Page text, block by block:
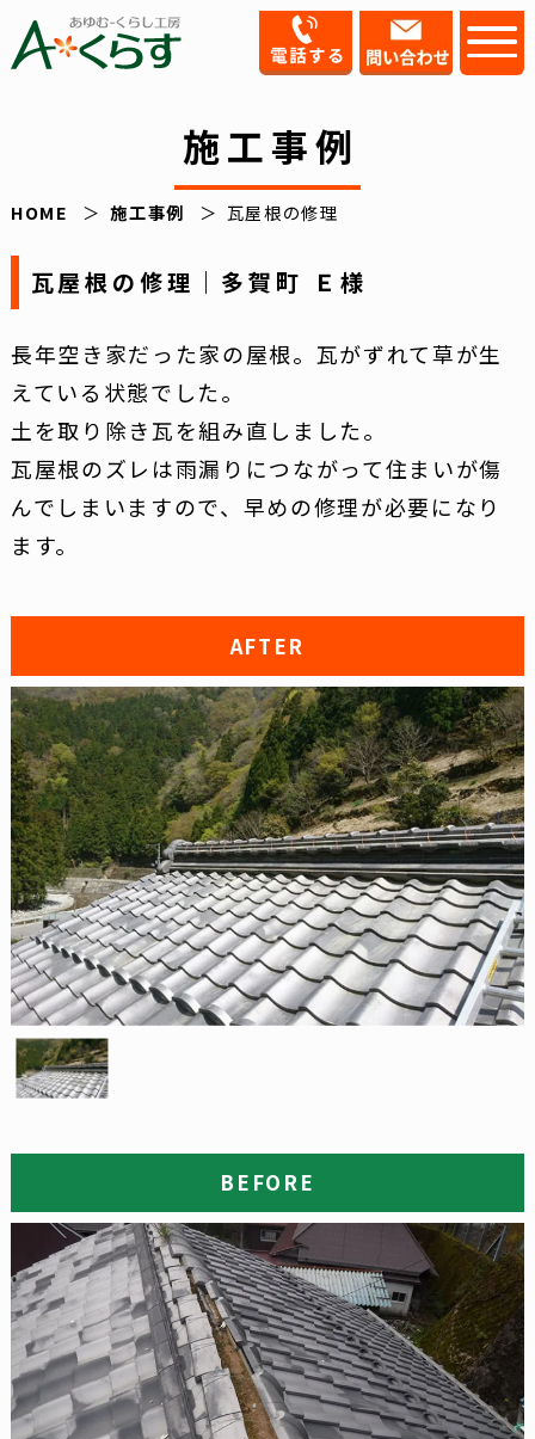
施工事例
HOME 施工事例 瓦屋根の修理
瓦屋根の修理｜多賀町 Ｅ様
長年空き家だった家の屋根。瓦がずれて草が生
えている状態でした。
土を取り除き瓦を組み直しました。
瓦屋根のズレは雨漏りにつながって住まいが傷
んでしまいますので、早めの修理が必要になり
ます。
AFTER
BEFORE